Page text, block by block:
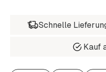
Schnelle
Kauf